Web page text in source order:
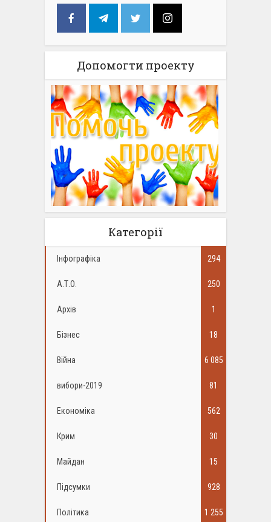
Допомогти проекту
Категорії
Інфографіка 294
А.Т.О. 250
Архів 1
Бізнес 18
Війна 6 085
вибори-2019 81
Економіка 562
Крим 30
Майдан 15
Підсумки 928
Політика 1 255